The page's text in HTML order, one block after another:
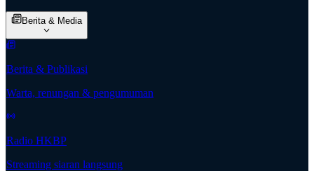
Berita & Media
Berita & Publikasi
Warta, renungan & pengumuman
Radio HKBP
Streaming siaran langsung